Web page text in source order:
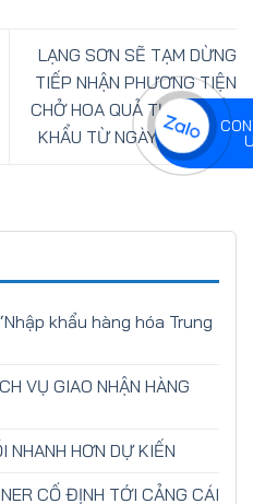
LẠNG SƠN SẼ TẠM DỪNG
TIẾP NHẬN PHƯƠNG TIỆN
CHỞ HOA QUẢ TƯƠI XUẤT
KHẨU TỪ NGÀY 16 – 25/2
khẩu hàng hóa Trung
VỤ GIAO NHẬN HÀNG
NHANH HƠN DỰ KIẾN
CỐ ĐỊNH TỚI CẢNG CÁI